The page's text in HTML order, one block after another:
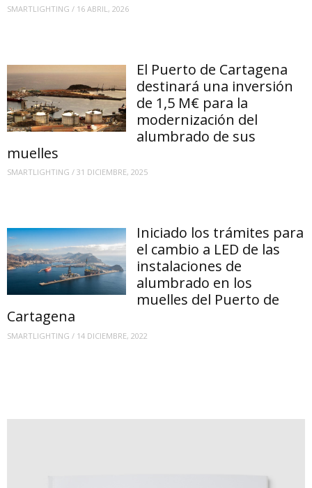
SMARTLIGHTING / 16 ABRIL, 2026
El Puerto de Cartagena
destinará una inversión
de 1,5 M€ para la
modernización del
alumbrado de sus
muelles
SMARTLIGHTING / 31 DICIEMBRE, 2025
Iniciado los trámites para
el cambio a LED de las
instalaciones de
alumbrado en los
muelles del Puerto de
Cartagena
SMARTLIGHTING / 14 DICIEMBRE, 2022